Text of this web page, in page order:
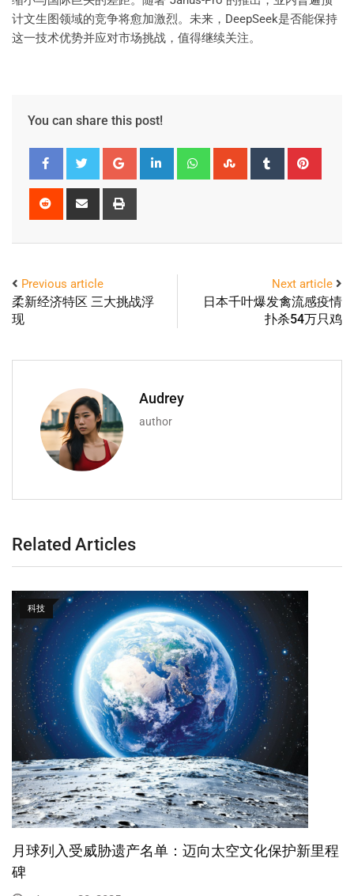
计文生图领域的竞争将愈加激烈。未来，DeepSeek是否能保持
这一技术优势并应对市场挑战，值得继续关注。
You can share this post!
Previous article
柔新经济特区 三大挑战浮
现
Next article
日本千叶爆发禽流感疫情
扑杀54万只鸡
Audrey
author
Related Articles
科技
月球列入受威胁遗产名单：迈向太空文化保护新里程
碑